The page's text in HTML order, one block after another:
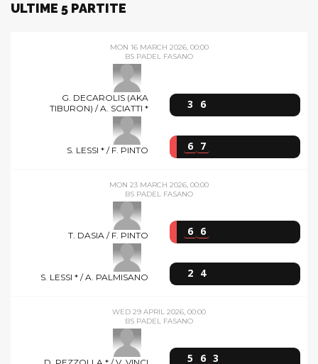
ULTIME 5 PARTITE
MON 16 MARCH 2026, 00:00
BS PADEL FASANO
G. DECAROLIS (AKA
TIBURON) / A. SCIATTI *
3 6
S. LESSI * / F. PINTO 6 7
MON 23 MARCH 2026, 00:00
BS PADEL FASANO
T. DASIA / F. PINTO 6 6
S. LESSI * / A. PALMISANO 2 4
WED 29 APRIL 2026, 00:00
BS PADEL FASANO
5 6 3